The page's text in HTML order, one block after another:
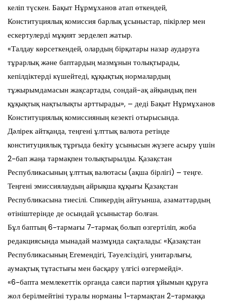
келіп түскен. Бақыт Нұрмұханов атап өткендей,
Конституциялық комиссия барлық ұсыныстар, пікірлер мен
ескертулерді мұқият зерделеп жатыр.
«Талдау көрсеткендей, олардың бірқатары назар аударуға
тұрарлық және баптардың мазмұнын толықтырады,
кепілдіктерді күшейтеді, құқықтық нормалардың
тұжырымдамасын жақсартады, сондай-ақ айқындық пен
құқықтық нақтылықты арттырады», – деді Бақыт Нұрмұханов
Конституциялық комиссияның кезекті отырысында.
Дәлірек айтқанда, теңгені ұлттық валюта ретінде
конституциялық тұрғыда бекіту ұсынысын жүзеге асыру үшін
2-бап жаңа тармақпен толықтырылды. Қазақстан
Республикасының ұлттық валютасы (ақша бірлігі) – теңге.
Теңгені эмиссиялаудың айрықша құқығы Қазақстан
Республикасына тиесілі. Спикердің айтуынша, азаматтардың
өтініштерінде де осындай ұсыныстар болған.
Бұл баптың 6-тармағы 7-тармақ болып өзгертіліп, жоба
редакциясында мынадай мазмұнда сақталады: «Қазақстан
Республикасының Егемендігі, Тәуелсіздігі, унитарлығы,
аумақтық тұтастығы мен басқару үлгісі өзгермейді».
«6-бапта мемлекеттік органда саяси партия ұйымын құруға
жол берілмейтіні туралы норманы 1-тармақтан 2-тармаққа